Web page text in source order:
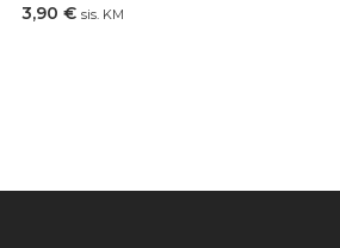
3,90 € sis. KM